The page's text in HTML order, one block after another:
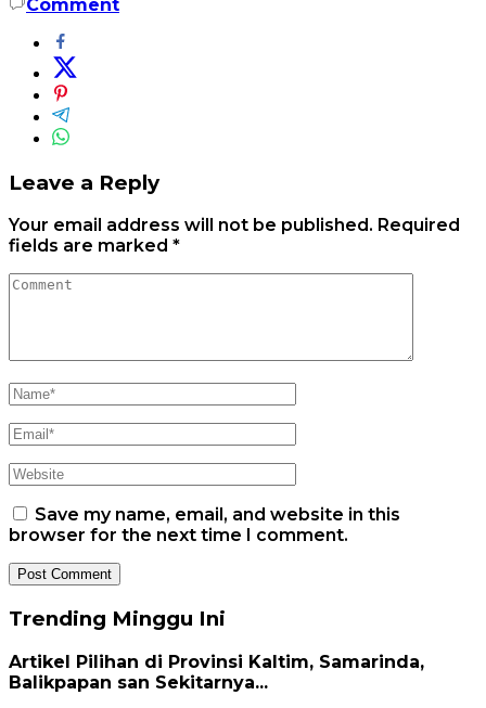
Comment
Leave a Reply
Your email address will not be published. Required
fields are marked *
Save my name, email, and website in this
browser for the next time I comment.
Trending Minggu Ini
Artikel Pilihan di Provinsi Kaltim, Samarinda,
Balikpapan san Sekitarnya...